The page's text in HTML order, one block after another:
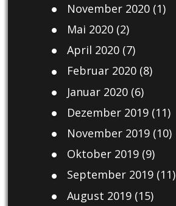
November 2020(1)
Mai 2020(2)
April 2020(7)
Februar 2020(8)
Januar 2020(6)
Dezember 2019(11)
November 2019(10)
Oktober 2019(9)
September 2019(11)
August 2019(15)